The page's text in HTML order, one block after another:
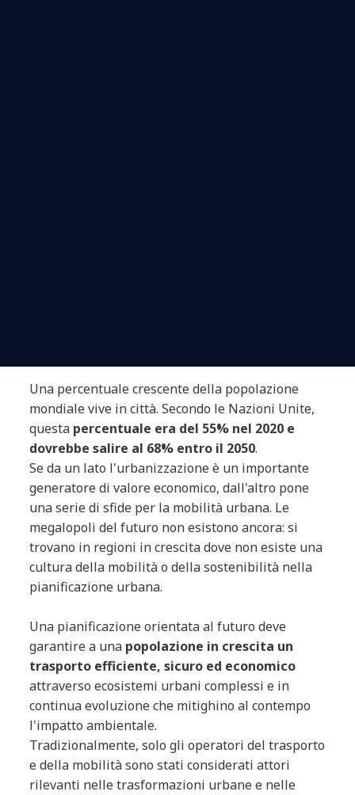
Una percentuale crescente della popolazione
mondiale vive in città. Secondo le Nazioni Unite,
questa percentuale era del 55% nel 2020 e
dovrebbe salire al 68% entro il 2050.
Se da un lato l'urbanizzazione è un importante
generatore di valore economico, dall'altro pone
una serie di sfide per la mobilità urbana. Le
megalopoli del futuro non esistono ancora: si
trovano in regioni in crescita dove non esiste una
cultura della mobilità o della sostenibilità nella
pianificazione urbana.
Una pianificazione orientata al futuro deve
garantire a una popolazione in crescita un
trasporto efficiente, sicuro ed economico
attraverso ecosistemi urbani complessi e in
continua evoluzione che mitighino al contempo
l'impatto ambientale.
Tradizionalmente, solo gli operatori del trasporto
e della mobilità sono stati considerati attori
rilevanti nelle trasformazioni urbane e nelle